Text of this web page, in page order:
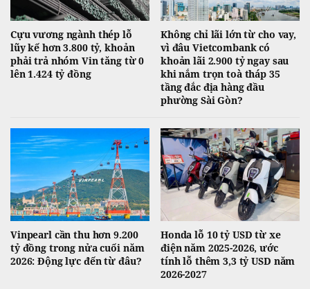
Cựu vương ngành thép lỗ
lũy kế hơn 3.800 tỷ, khoản
phải trả nhóm Vin tăng từ 0
lên 1.424 tỷ đồng
Không chỉ lãi lớn từ cho vay,
vì đâu Vietcombank có
khoản lãi 2.900 tỷ ngay sau
khi nắm trọn toà tháp 35
tầng đắc địa hàng đầu
phường Sài Gòn?
Vinpearl cần thu hơn 9.200
tỷ đồng trong nửa cuối năm
2026: Động lực đến từ đâu?
Honda lỗ 10 tỷ USD từ xe
điện năm 2025-2026, ước
tính lỗ thêm 3,3 tỷ USD năm
2026-2027